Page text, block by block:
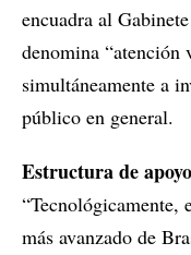
encuadra al
denomina “atención
simultáneamente a
público en general.
Estructura de apoyo
“Tecnológicamente,
más avanzado de